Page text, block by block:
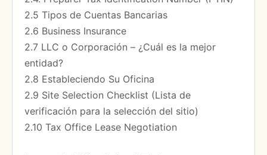
2.5 Tipos de Cuentas Bancarias
2.6 Business Insurance
2.7 LLC o Corporación – ¿Cuál es la mejor
entidad?
2.8 Estableciendo Su Oficina
2.9 Site Selection Checklist (Lista de
verificación para la selección del sitio)
2.10 Tax Office Lease Negotiation